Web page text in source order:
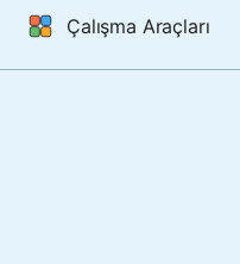
Çalışma Araçları